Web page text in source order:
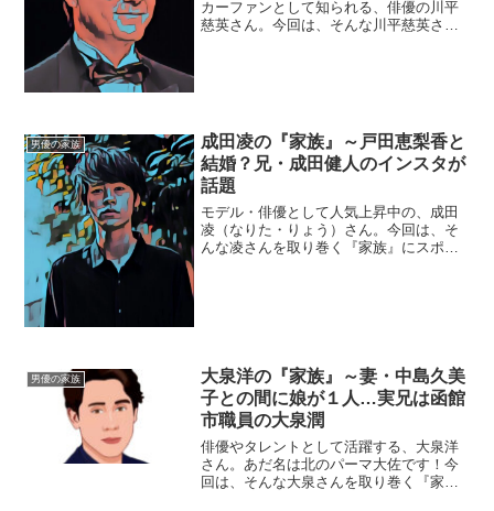
カーファンとして知られる、俳優の川平
慈英さん。今回は、そんな川平慈英さん
男優の家族
成田凌の『家族』～戸田恵梨香と
結婚？兄・成田健人のインスタが
話題
モデル・俳優として人気上昇中の、成田
凌（なりた・りょう）さん。今回は、そ
んな凌さんを取り巻く『家族』にスポッ
男優の家族
大泉洋の『家族』～妻・中島久美
子との間に娘が１人…実兄は函館
市職員の大泉潤
俳優やタレントとして活躍する、大泉洋
さん。あだ名は北のパーマ大佐です！今
回は、そんな大泉さんを取り巻く『家